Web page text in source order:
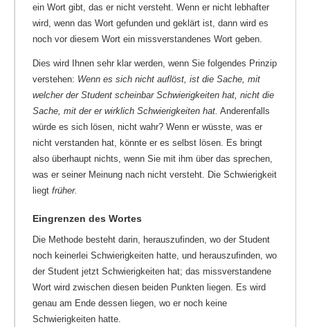
ein Wort gibt, das er nicht versteht. Wenn er nicht lebhafter
wird, wenn das Wort gefunden und geklärt ist, dann wird es
noch vor diesem Wort ein missverstandenes Wort geben.
Dies wird Ihnen sehr klar werden, wenn Sie folgendes Prinzip
verstehen: Wenn es sich nicht auflöst, ist die Sache, mit
welcher der Student scheinbar Schwierigkeiten hat, nicht die
Sache, mit der er wirklich Schwierigkeiten hat. Anderenfalls
würde es sich lösen, nicht wahr? Wenn er wüsste, was er
nicht verstanden hat, könnte er es selbst lösen. Es bringt
also überhaupt nichts, wenn Sie mit ihm über das sprechen,
was er seiner Meinung nach nicht versteht. Die Schwierigkeit
liegt früher.
Eingrenzen des Wortes
Die Methode besteht darin, herauszufinden, wo der Student
noch keinerlei Schwierigkeiten hatte, und herauszufinden, wo
der Student jetzt Schwierigkeiten hat; das missverstandene
Wort wird zwischen diesen beiden Punkten liegen. Es wird
genau am Ende dessen liegen, wo er noch keine
Schwierigkeiten hatte.